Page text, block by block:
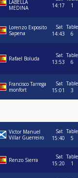
LABELLA
MEDINA
14:17
1
Lorenzo Exposito
Sapena
Sat
14:43
Table
6
Rafael Boluda
Sat
13:53
Table
6
Francisco Tarrega
monfort
Sat
15:01
Table
3
Victor Manuel
Villar Guerreiro
Sat
15:40
Table
5
Renzo Sierra
Sat
15:20
Table
1